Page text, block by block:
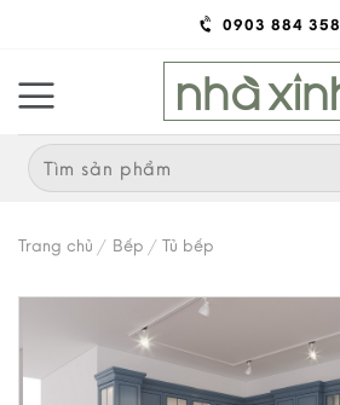
content
0903 884 358
Search
for:
Trang chủ / Bếp / Tủ bếp